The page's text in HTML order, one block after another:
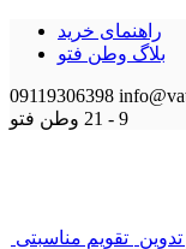
راهنمای خرید
بلاگ وطن فتو
09119306398
9 - 21
وطن فتو
تدوین تقویم مناسبتی